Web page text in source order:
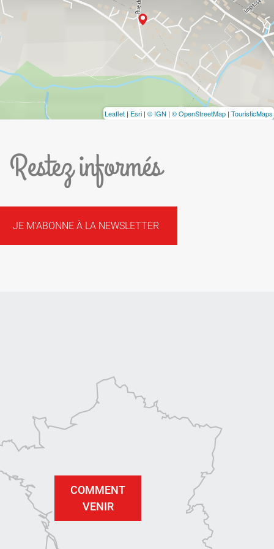
Leaflet | Esri | © IGN | © OpenStreetMap | TouristicMaps
Restez informés
JE M'ABONNE À LA NEWSLETTER
COMMENT
VENIR